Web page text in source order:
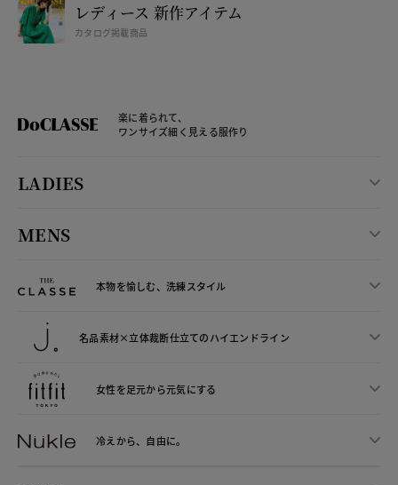
レディース 新作アイテム
カタログ掲載商品
楽に着られて、
ワンサイズ細く見える服作り
LADIES
MENS
本物を愉しむ、洗練スタイル
名品素材×立体裁断仕立てのハイエンドライン
女性を足元から元気にする
冷えから、 自由に。